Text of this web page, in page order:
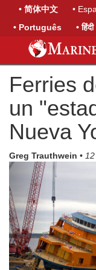
• 简体中文 •
• Português
• हिंदी
Ferries
un
Nueva
Greg Trauthwein •
Previous